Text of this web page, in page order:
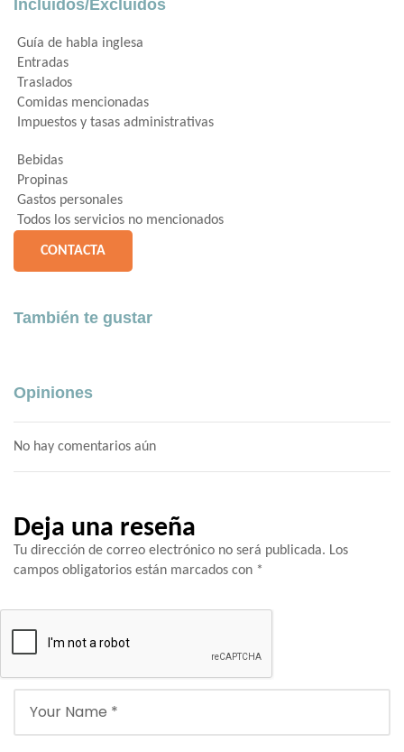
Incluidos/Excluidos
Guía de habla inglesa
Entradas
Traslados
Comidas mencionadas
Impuestos y tasas administrativas
Bebidas
Propinas
Gastos personales
Todos los servicios no mencionados
CONTACTA
También te gustar
Opiniones
No hay comentarios aún
Deja una reseña
Tu dirección de correo electrónico no será publicada. Los
campos obligatorios están marcados con *